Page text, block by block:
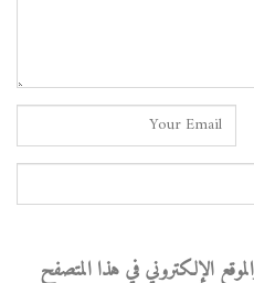
الإلكتروني في هذا المتصفح